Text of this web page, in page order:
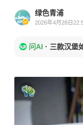
绿色青浦
2026年4月28日
问AI · 三款汉堡